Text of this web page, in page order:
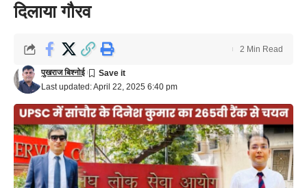
दिलाया गौरव
Last updated: April 22, 2025 6:40 pm
पुखराज बिश्नोई
2 Min Read